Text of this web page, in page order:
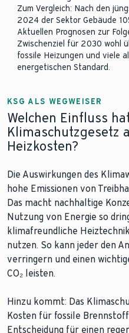
Zum Vergleich: Nach den
2024 der Sektor Gebäude
Aktuellen Prognosen zur
Zwischenziel für 2030 wohl
fossile Heizungen und viele
energetischen Standard.
KSG ALS WEGWEISER
Welchen Einfluss
Klimaschutzgesetz
Heizkosten?
Die Auswirkungen des
hohe Emissionen von
Das macht nachhaltige
Nutzung von Energie so
klimafreundliche
nutzen. So kann jeder den
verringern und einen
CO₂ leisten.
Hinzu kommt: Das
Kosten für fossile
Entscheidung für einen